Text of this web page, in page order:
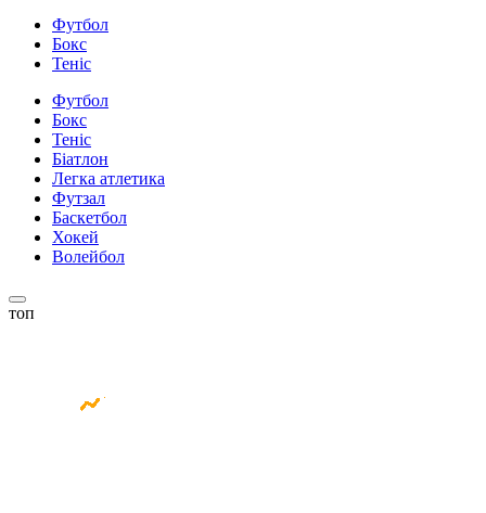
Футбол
Бокс
Теніс
Футбол
Бокс
Теніс
Біатлон
Легка атлетика
Футзал
Баскетбол
Хокей
Волейбол
топ